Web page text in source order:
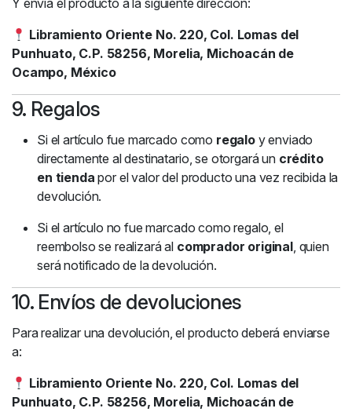
Y envía el producto a la siguiente dirección:
Libramiento Oriente No. 220, Col. Lomas del
Punhuato, C.P. 58256, Morelia, Michoacán de
Ocampo, México
9. Regalos
Si el artículo fue marcado como regaloy enviado
directamente al destinatario, se otorgará un crédito
en tienda por el valor del producto una vez recibida la
devolución.
Si el artículo no fue marcado como regalo, el
reembolso se realizará al comprador original, quien
será notificado de la devolución.
10. Envíos de devoluciones
Para realizar una devolución, el producto deberá enviarse
a:
Libramiento Oriente No. 220, Col. Lomas del
Punhuato, C.P. 58256, Morelia, Michoacán de